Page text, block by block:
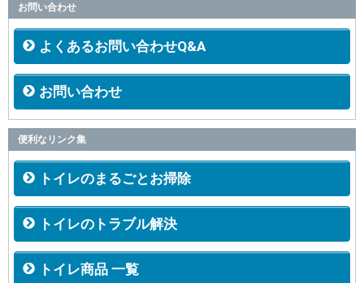
お問い合わせ
よくあるお問い合わせQ&A
お問い合わせ
便利なリンク集
トイレのまるごとお掃除
トイレのトラブル解決
トイレ商品 一覧